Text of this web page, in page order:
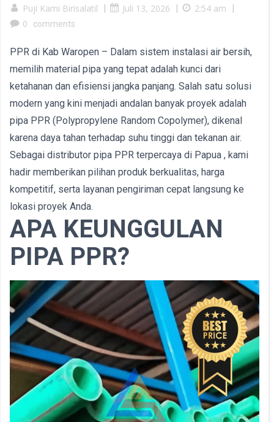
Puji Kami Birisalatil | Juli 13, 2026 | 2:54 am
|
0
comments
PPR di Kab Waropen – Dalam sistem instalasi air bersih,
memilih material pipa yang tepat adalah kunci dari
ketahanan dan efisiensi jangka panjang. Salah satu solusi
modern yang kini menjadi andalan banyak proyek adalah
pipa PPR (Polypropylene Random Copolymer), dikenal
karena daya tahan terhadap suhu tinggi dan tekanan air.
Sebagai distributor pipa PPR terpercaya di Papua , kami
hadir memberikan pilihan produk berkualitas, harga
kompetitif, serta layanan pengiriman cepat langsung ke
lokasi proyek Anda.
APA KEUNGGULAN
PIPA PPR?